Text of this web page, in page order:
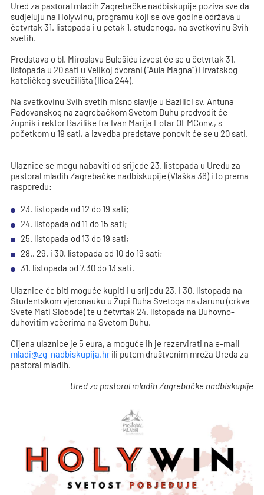
Ured za pastoral mladih Zagrebačke nadbiskupije poziva sve da
sudjeluju na Holywinu, programu koji se ove godine održava u
četvrtak 31. listopada i u petak 1. studenoga, na svetkovinu Svih
svetih.
Predstava o bl. Miroslavu Bulešiću izvest će se u četvrtak 31.
listopada u 20 sati u Velikoj dvorani ("Aula Magna") Hrvatskog
katoličkog sveučilišta (Ilica 244).
Na svetkovinu Svih svetih misno slavlje u Bazilici sv. Antuna
Padovanskog na zagrebačkom Svetom Duhu predvodit će
župnik i rektor Bazilike fra Ivan Marija Lotar OFMConv., s
početkom u 19 sati, a izvedba predstave ponovit će se u 20 sati.
Ulaznice se mogu nabaviti od srijede 23. listopada u Uredu za
pastoral mladih Zagrebačke nadbiskupije (Vlaška 36) i to prema
rasporedu:
23. listopada od 12 do 19 sati;
24. listopada od 11 do 15 sati;
25. listopada od 13 do 19 sati;
28., 29. i 30. listopada od 10 do 19 sati;
31. listopada od 7.30 do 13 sati.
Ulaznice će biti moguće kupiti i u srijedu 23. i 30. listopada na
Studentskom vjeronauku u Župi Duha Svetoga na Jarunu (crkva
Svete Mati Slobode) te u četvrtak 24. listopada na Duhovno-
duhovitim večerima na Svetom Duhu.
Cijena ulaznice je 5 eura, a moguće ih je rezervirati na e-mail
mladi@zg-nadbiskupija.hrili putem društvenim mreža Ureda za
pastoral mladih.
Ured za pastoral mladih Zagrebačke nadbiskupije